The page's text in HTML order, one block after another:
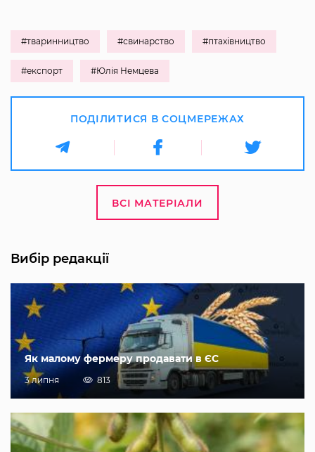
#тваринництво #свинарство #птахівництво
#експорт #Юлія Немцева
ПОДІЛИТИСЯ В СОЦМЕРЕЖАХ
ВСІ МАТЕРІАЛИ
Вибір редакції
Як малому фермеру продавати в ЄС
3 липня 813